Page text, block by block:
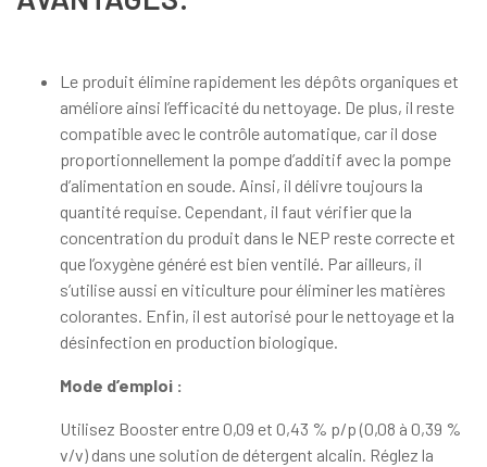
Le produit élimine rapidement les dépôts organiques et
améliore ainsi l’efficacité du nettoyage. De plus, il reste
compatible avec le contrôle automatique, car il dose
proportionnellement la pompe d’additif avec la pompe
d’alimentation en soude. Ainsi, il délivre toujours la
quantité requise. Cependant, il faut vérifier que la
concentration du produit dans le NEP reste correcte et
que l’oxygène généré est bien ventilé. Par ailleurs, il
s’utilise aussi en viticulture pour éliminer les matières
colorantes. Enfin, il est autorisé pour le nettoyage et la
désinfection en production biologique.
Mode d’emploi :
Utilisez Booster entre 0,09 et 0,43 % p/p (0,08 à 0,39 %
v/v) dans une solution de détergent alcalin. Réglez la